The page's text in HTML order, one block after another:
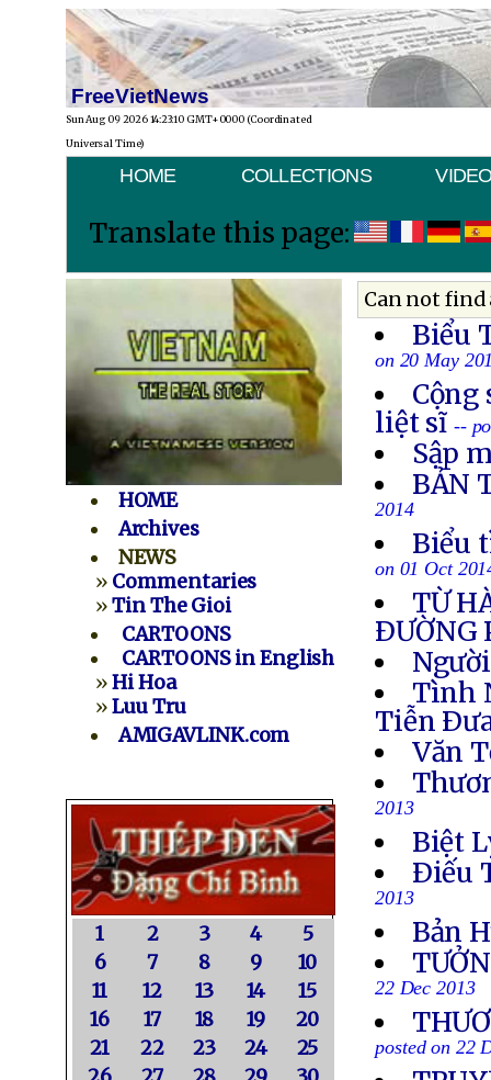
FreeVietNews
Sun Aug 09 2026 14:23:10 GMT+0000 (Coordinated
Universal Time)
HOME COLLECTIONS
Translate this page:
HOME
Archives
NEWS
» Commentaries
»Tin The Gioi
CARTOONS
CARTOONS in English
»Hi Hoa
»Luu Tru
AMIGAVLINK.com
1 2 3 4
5
6
7 8 9
10
11
12 13 14
15
16
17 18 19
20
21
22 23 24
25
Can not
Biểu
on 20 May
Cộng
liệt sĩ --
Sập
BẢN
2014
Biểu
on 01 Oct
TỪ
ÐƯỜNG
Tình
Tiễn
Văn
2013
Biệt
Ðiếu
2013
Bản
22 Dec 2013
posted on 22